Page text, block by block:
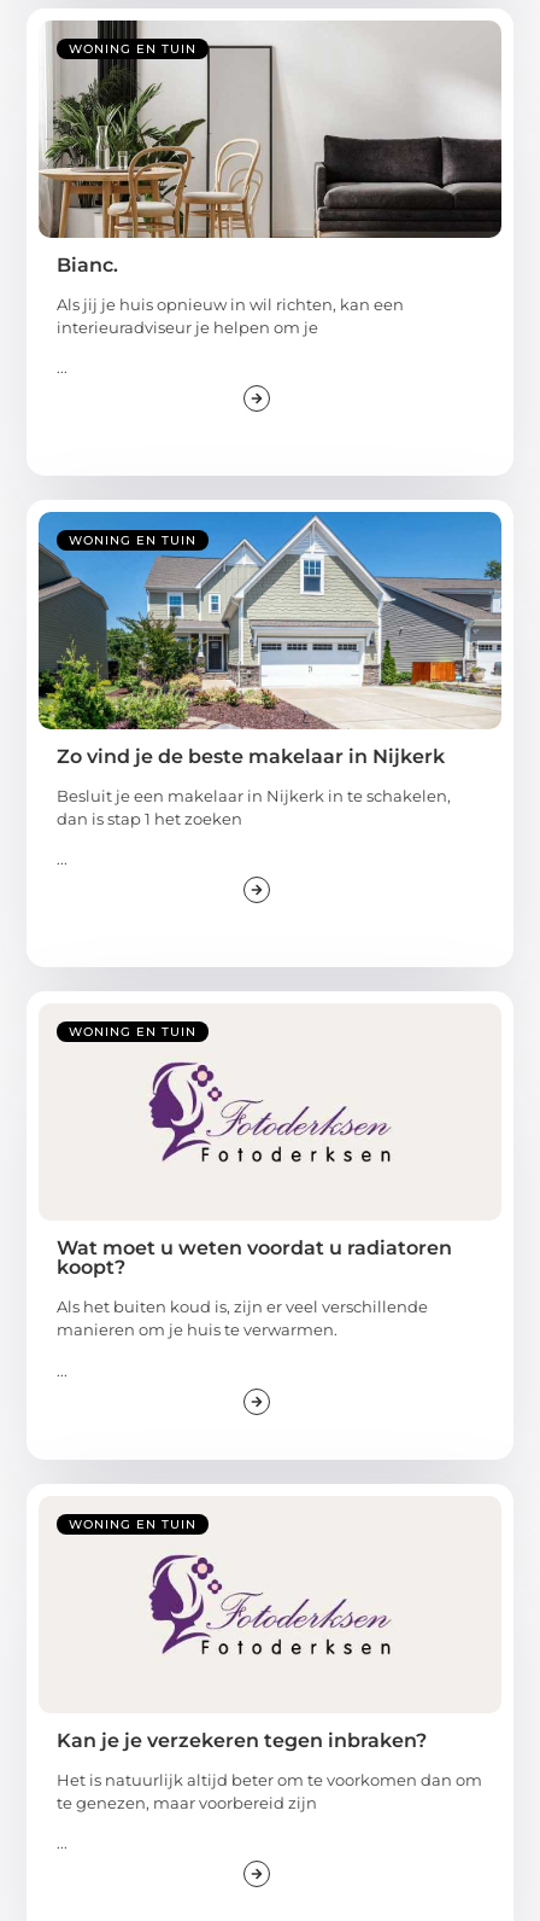
WONING EN TUIN
Bianc.
Als jij je huis opnieuw in wil richten, kan een
interieuradviseur je helpen om je
...
WONING EN TUIN
Zo vind je de beste makelaar in Nijkerk
Besluit je een makelaar in Nijkerk in te schakelen,
dan is stap 1 het zoeken
...
WONING EN TUIN
Wat moet u weten voordat u radiatoren
koopt?
Als het buiten koud is, zijn er veel verschillende
manieren om je huis te verwarmen.
...
WONING EN TUIN
Kan je je verzekeren tegen inbraken?
Het is natuurlijk altijd beter om te voorkomen dan om
te genezen, maar voorbereid zijn
...